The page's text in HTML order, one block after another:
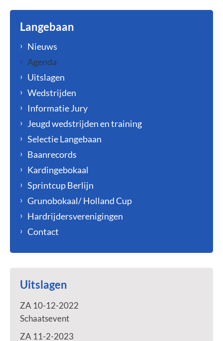
Langebaan
Nieuws
Agenda
Uitslagen
Wedstrijden
Informatie Jury
Jeugd wedstrijden en training
Selectie Langebaan
Baanrecords
Kardingebokaal
Sprintcup Berlijn
Grunobokaal/ Holland Cup
Hardrijdersverenigingen
Contact
Uitslagen
ZA 10-12-2022
Schaatsevent
ZA 11-2-2023